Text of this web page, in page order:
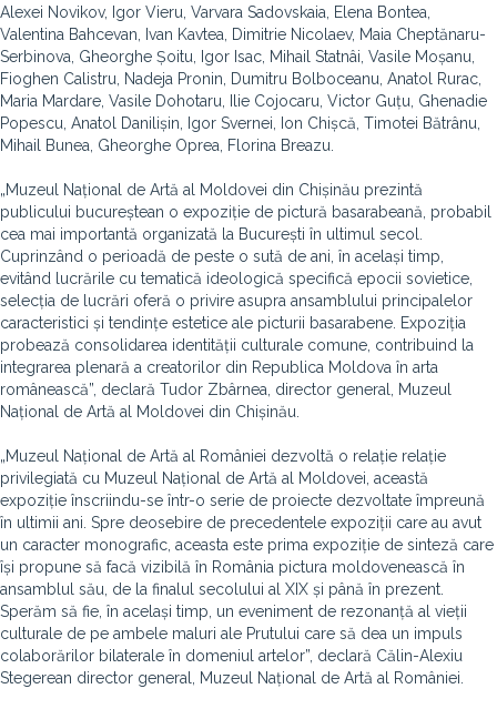
Alexei Novikov, Igor Vieru, Varvara Sadovskaia, Elena Bontea,
Valentina Bahcevan, Ivan Kavtea, Dimitrie Nicolaev, Maia Cheptănaru-
Serbinova, Gheorghe Șoitu, Igor Isac, Mihail Statnâi, Vasile Moșanu,
Fioghen Calistru, Nadeja Pronin, Dumitru Bolboceanu, Anatol Rurac,
Maria Mardare, Vasile Dohotaru, Ilie Cojocaru, Victor Guțu, Ghenadie
Popescu, Anatol Danilișin, Igor Svernei, Ion Chișcă, Timotei Bătrânu,
Mihail Bunea, Gheorghe Oprea, Florina Breazu.
„Muzeul Național de Artă al Moldovei din Chișinău prezintă
publicului bucureștean o expoziție de pictură basarabeană, probabil
cea mai importantă organizată la București în ultimul secol.
Cuprinzând o perioadă de peste o sută de ani, în același timp,
evitând lucrările cu tematică ideologică specifică epocii sovietice,
selecția de lucrări oferă o privire asupra ansamblului principalelor
caracteristici și tendințe estetice ale picturii basarabene. Expoziția
probează consolidarea identității culturale comune, contribuind la
integrarea plenară a creatorilor din Republica Moldova în arta
românească”, declară Tudor Zbârnea, director general, Muzeul
Național de Artă al Moldovei din Chișinău.
„Muzeul Național de Artă al României dezvoltă o relație relație
privilegiată cu Muzeul Național de Artă al Moldovei, această
expoziție înscriindu-se într-o serie de proiecte dezvoltate împreună
în ultimii ani. Spre deosebire de precedentele expoziții care au avut
un caracter monografic, aceasta este prima expoziție de sinteză care
își propune să facă vizibilă în România pictura moldovenească în
ansamblul său, de la finalul secolului al XIX și până în prezent.
Sperăm să fie, în același timp, un eveniment de rezonanță al vieții
culturale de pe ambele maluri ale Prutului care să dea un impuls
colaborărilor bilaterale în domeniul artelor”, declară Călin-Alexiu
Stegerean director general, Muzeul Național de Artă al României.